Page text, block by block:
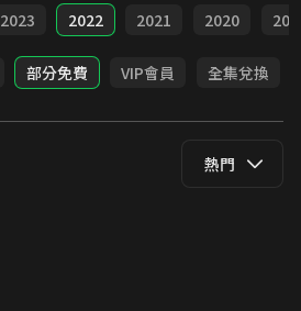
2023 2022 2021 2020
部分免費 VIP會員 全集兌換
熱門